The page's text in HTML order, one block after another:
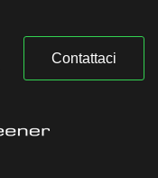
Contattaci